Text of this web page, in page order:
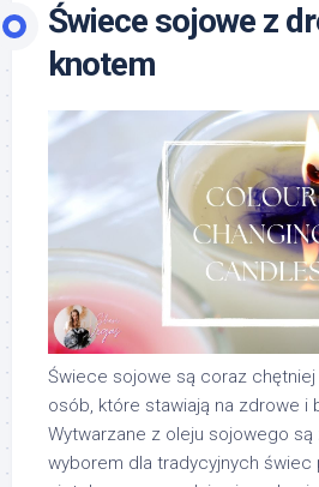
Świece sojowe z
knotem
Świece sojowe są coraz
osób, które stawiają na zdrowe i
Wytwarzane z oleju sojowego
wyborem dla tradycyjnych świec